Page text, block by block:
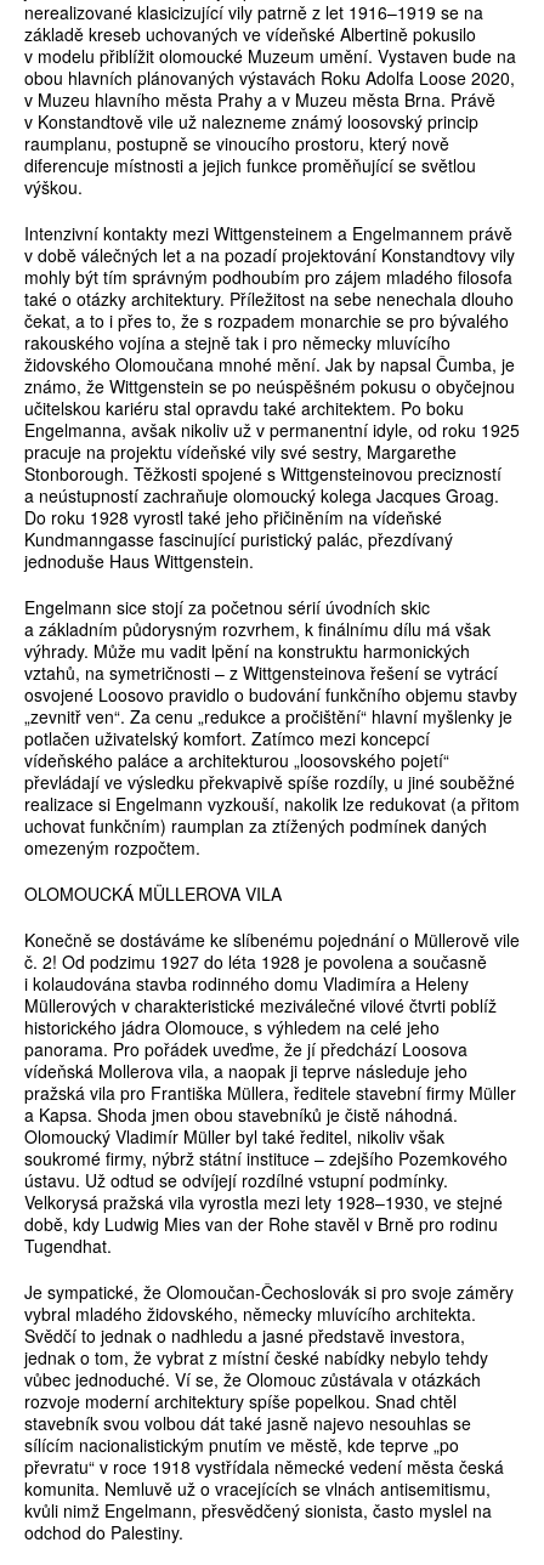
nerealizované klasicizující vily patrně z let 1916–1919 se na
základě kreseb uchovaných ve vídeňské Albertině pokusilo
v modelu přiblížit olomoucké Muzeum umění. Vystaven bude na
obou hlavních plánovaných výstavách Roku Adolfa Loose 2020,
v Muzeu hlavního města Prahy a v Muzeu města Brna. Právě
v Konstandtově vile už nalezneme známý loosovský princip
raumplanu, postupně se vinoucího prostoru, který nově
diferencuje místnosti a jejich funkce proměňující se světlou
výškou.
Intenzivní kontakty mezi Wittgensteinem a Engelmannem právě
v době válečných let a na pozadí projektování Konstandtovy vily
mohly být tím správným podhoubím pro zájem mladého filosofa
také o otázky architektury. Příležitost na sebe nenechala dlouho
čekat, a to i přes to, že s rozpadem monarchie se pro bývalého
rakouského vojína a stejně tak i pro německy mluvícího
židovského Olomoučana mnohé mění. Jak by napsal Čumba, je
známo, že Wittgenstein se po neúspěšném pokusu o obyčejnou
učitelskou kariéru stal opravdu také architektem. Po boku
Engelmanna, avšak nikoliv už v permanentní idyle, od roku 1925
pracuje na projektu vídeňské vily své sestry, Margarethe
Stonborough. Těžkosti spojené s Wittgensteinovou precizností
a neústupností zachraňuje olomoucký kolega Jacques Groag.
Do roku 1928 vyrostl také jeho přičiněním na vídeňské
Kundmanngasse fascinující puristický palác, přezdívaný
jednoduše Haus Wittgenstein.
Engelmann sice stojí za početnou sérií úvodních skic
a základním půdorysným rozvrhem, k finálnímu dílu má však
výhrady. Může mu vadit lpění na konstruktu harmonických
vztahů, na symetričnosti – z Wittgensteinova řešení se vytrácí
osvojené Loosovo pravidlo o budování funkčního objemu stavby
„zevnitř ven“. Za cenu „redukce a pročištění“ hlavní myšlenky je
potlačen uživatelský komfort. Zatímco mezi koncepcí
vídeňského paláce a architekturou „loosovského pojetí“
převládají ve výsledku překvapivě spíše rozdíly, u jiné souběžné
realizace si Engelmann vyzkouší, nakolik lze redukovat (a přitom
uchovat funkčním) raumplan za ztížených podmínek daných
omezeným rozpočtem.
OLOMOUCKÁ MÜLLEROVA VILA
Konečně se dostáváme ke slíbenému pojednání o Müllerově vile
č. 2! Od podzimu 1927 do léta 1928 je povolena a současně
i kolaudována stavba rodinného domu Vladimíra a Heleny
Müllerových v charakteristické meziválečné vilové čtvrti poblíž
historického jádra Olomouce, s výhledem na celé jeho
panorama. Pro pořádek uveďme, že jí předchází Loosova
vídeňská Mollerova vila, a naopak ji teprve následuje jeho
pražská vila pro Františka Müllera, ředitele stavební firmy Müller
a Kapsa. Shoda jmen obou stavebníků je čistě náhodná.
Olomoucký Vladimír Müller byl také ředitel, nikoliv však
soukromé firmy, nýbrž státní instituce – zdejšího Pozemkového
ústavu. Už odtud se odvíjejí rozdílné vstupní podmínky.
Velkorysá pražská vila vyrostla mezi lety 1928–1930, ve stejné
době, kdy Ludwig Mies van der Rohe stavěl v Brně pro rodinu
Tugendhat.
Je sympatické, že Olomoučan-Čechoslovák si pro svoje záměry
vybral mladého židovského, německy mluvícího architekta.
Svědčí to jednak o nadhledu a jasné představě investora,
jednak o tom, že vybrat z místní české nabídky nebylo tehdy
vůbec jednoduché. Ví se, že Olomouc zůstávala v otázkách
rozvoje moderní architektury spíše popelkou. Snad chtěl
stavebník svou volbou dát také jasně najevo nesouhlas se
sílícím nacionalistickým pnutím ve městě, kde teprve „po
převratu“ v roce 1918 vystřídala německé vedení města česká
komunita. Nemluvě už o vracejících se vlnách antisemitismu,
kvůli nimž Engelmann, přesvědčený sionista, často myslel na
odchod do Palestiny.